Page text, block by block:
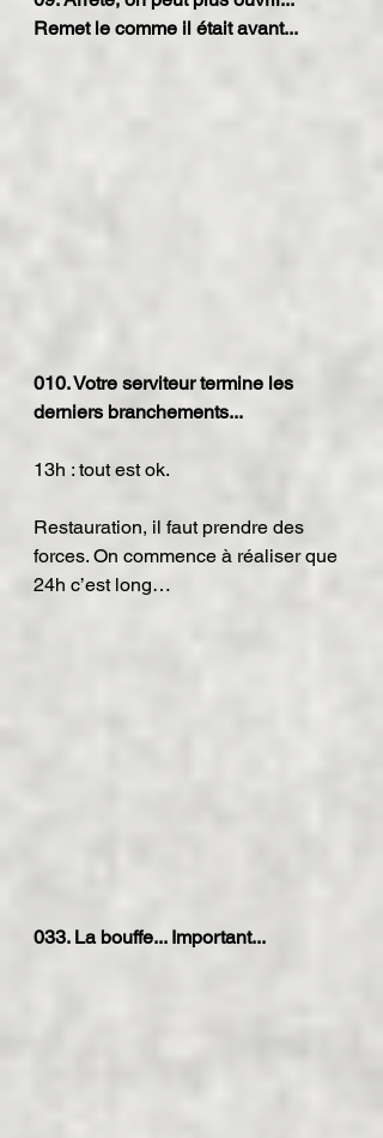
Remet le comme il était avant...
010. Votre serviteur termine les
derniers branchements...
13h : tout est ok.
Restauration, il faut prendre des
forces. On commence à réaliser que
24h c’est long…
033. La bouffe... Important...